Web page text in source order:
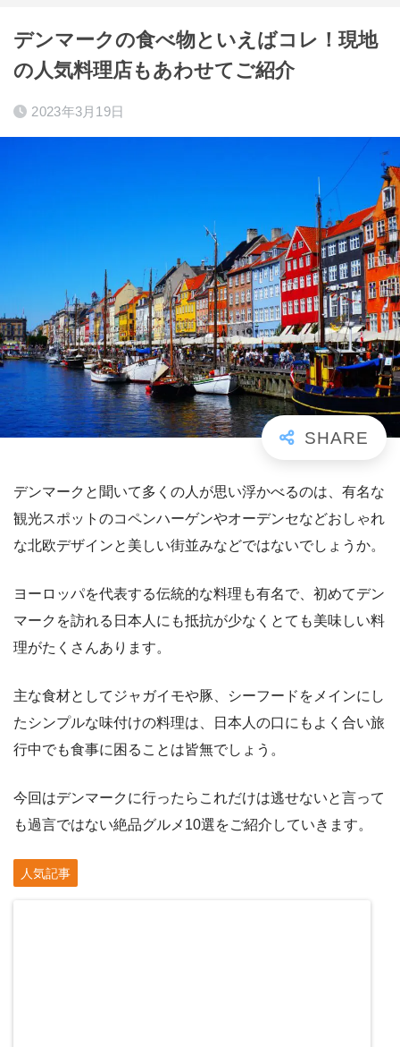
デンマークの食べ物といえばコレ！現地
の人気料理店もあわせてご紹介
2023年3月19日
デンマークと聞いて多くの人が思い浮かべるのは、有名な
観光スポットのコペンハーゲンやオーデンセなどおしゃれ
な北欧デザインと美しい街並みなどではないでしょうか。
ヨーロッパを代表する伝統的な料理も有名で、初めてデン
マークを訪れる日本人にも抵抗が少なくとても美味しい料
理がたくさんあります。
主な食材としてジャガイモや豚、シーフードをメインにし
たシンプルな味付けの料理は、日本人の口にもよく合い旅
行中でも食事に困ることは皆無でしょう。
今回はデンマークに行ったらこれだけは逃せないと言って
も過言ではない絶品グルメ10選をご紹介していきます。
人気記事